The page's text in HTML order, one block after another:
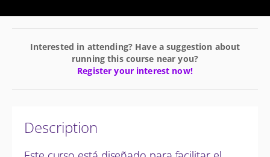
Interested in attending? Have a suggestion about
running this course near you?
Register your interest now!
Description